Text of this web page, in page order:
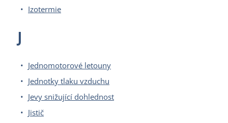
Izotermie
J
Jednomotorové letouny
Jednotky tlaku vzduchu
Jevy snižující dohlednost
Jistič